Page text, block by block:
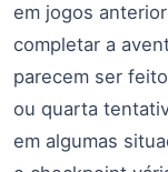
em jogos
completar a
parecem ser
ou quarta
em algumas